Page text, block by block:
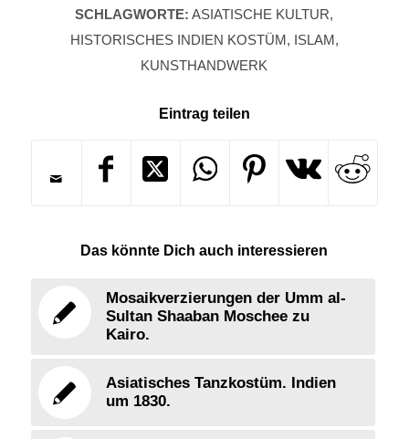
SCHLAGWORTE: ASIATISCHE KULTUR,
HISTORISCHES INDIEN KOSTÜM, ISLAM,
KUNSTHANDWERK
Eintrag teilen
Das könnte Dich auch interessieren
Mosaikverzierungen der Umm al-
Sultan Shaaban Moschee zu
Kairo.
Asiatisches Tanzkostüm. Indien
um 1830.